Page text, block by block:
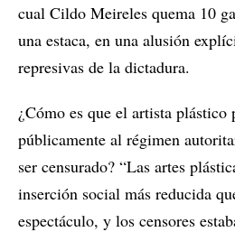
cual Cildo Meireles quema 10
una estaca, en una alusión
represivas de la dictadura.
¿Cómo es que el artista plástico
públicamente al régimen
ser censurado? “Las artes
inserción social más reducida
espectáculo, y los censores